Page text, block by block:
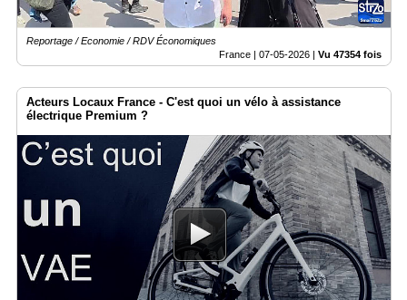
Reportage / Economie / RDV Économiques
France | 07-05-2026 | Vu 47354 fois
Acteurs Locaux France - C'est quoi un vélo à assistance
électrique Premium ?